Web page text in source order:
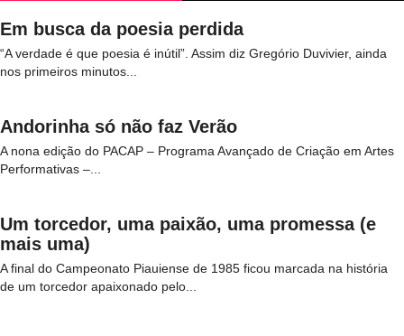
Em busca da poesia perdida
“A verdade é que poesia é inútil”. Assim diz Gregório Duvivier, ainda
nos primeiros minutos...
Andorinha só não faz Verão
A nona edição do PACAP – Programa Avançado de Criação em Artes
Performativas –...
Um torcedor, uma paixão, uma promessa (e
mais uma)
A final do Campeonato Piauiense de 1985 ficou marcada na história
de um torcedor apaixonado pelo...